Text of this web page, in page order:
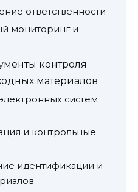
ответственности
мониторинг и
контроля
материалов
систем
и контрольные
идентификации и